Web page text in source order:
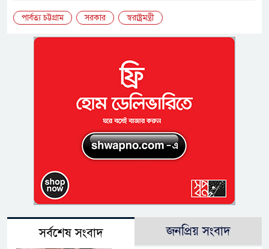
পার্বত্য চট্টগ্রাম সরকার স্বরাষ্ট্রমন্ত্রী
সর্বশেষ সংবাদ জনপ্রিয় সংবাদ